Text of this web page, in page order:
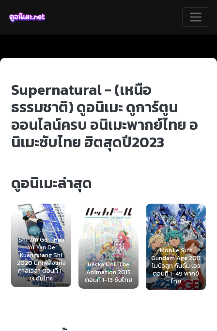
Supernatural - (เหนือ
ธรรมชาติ) ดูอนิเมะ ดูการ์ตูน
ออนไลน์ครบ อนิเมะพากย์ไทย อ
นิเมะซับไทย ฮิตสุดปี2023
ดูอนิเมะล่าสุด
Shi Zhi Ge - Hua
Yu Yan De
Kuangxiang Shi
2020 บทเพลงแห่ง
กาลเวลา ตอนที่ 1-
13 ซับไทย
Hacka Doll The
Animation 2015
ตอนที่ 1-13 ซับไทย
Mobile Suit
Gundam Age 2011
โมบิวสูท กันดั้ม เอจ
ตอนที่ 1-49 พากย์
ไทย